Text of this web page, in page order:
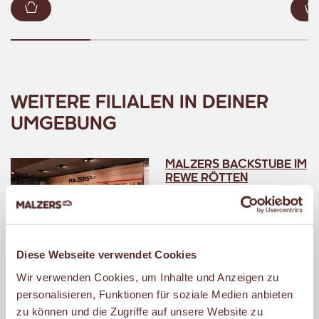
Diese Webseite verwendet Cookies
Wir verwenden Cookies, um Inhalte und Anzeigen zu
personalisieren, Funktionen für soziale Medien anbieten
zu können und die Zugriffe auf unsere Website zu
Zum Warenkorb hinzufügen
WEITERE FILIALEN IN DEINER
UMGEBUNG
MALZERS BACKSTUBE IM
REWE RÖTTEN
Rodenbergstr. 23
44287 Dortmund